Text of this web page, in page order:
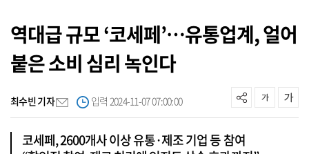
역대급 규모 ‘코세페’…유통업계, 얼어
붙은 소비 심리 녹인다
최수빈 기자 입력 2024-11-07 07:00:00
코세페, 2600개사 이상 유통·제조 기업 등 참여